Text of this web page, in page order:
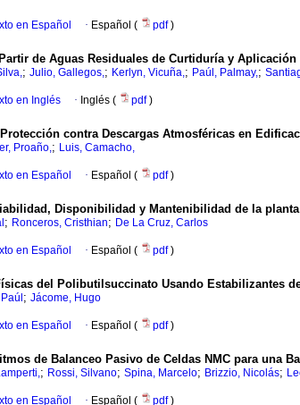
en Español · Español ( pdf)
de Aguas Residuales de Curtiduría y
; Julio, Gallegos,; Kerlyn, Vicuña,; Paúl, Palmay,;
en Inglés · Inglés ( pdf)
contra Descargas Atmosféricas en
Proaño,; Luis, Camacho,
en Español · Español ( pdf)
Disponibilidad y Mantenibilidad de la
; Ronceros, Cristhian; De La Cruz, Carlos
en Español · Español ( pdf)
del Polibutilsuccinato Usando Estabilizantes
; Jácome, Hugo
en Español · Español ( pdf)
de Balanceo Pasivo de Celdas NMC para una
; Rossi, Silvano; Spina, Marcelo; Brizzio, Nicolás;
en Español · Español ( pdf)